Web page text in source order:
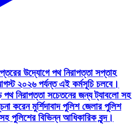
উদ্যোগে পথ নিরাপত্তা সপ্তাহ
২০২৬ পর্যন্ত এই কর্মসূচি চলবে।
নিরাপত্তা সচেতনের জন্য ট্যাবলো সহ
করেন মুর্শিদাবাদ পুলিশ জেলার পুলিশ
পুলিশের বিভিন্ন আধিকারিক বৃন্দ।